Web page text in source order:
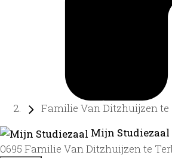
Familie Van Ditzhuijzen te
Mijn
0695 Familie Van Ditzhuijzen te